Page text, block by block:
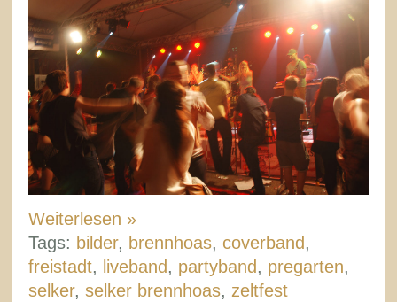
Weiterlesen »
Tags: bilder, brennhoas, coverband ,
freistadt, liveband , partyband , pregarten,
selker, selker brennhoas, zeltfest